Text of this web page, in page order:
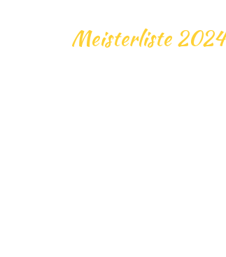
Meisterliste 2024